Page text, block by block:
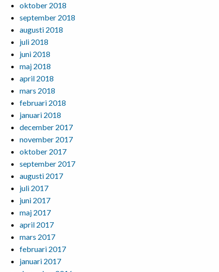
oktober 2018
september 2018
augusti 2018
juli 2018
juni 2018
maj 2018
april 2018
mars 2018
februari 2018
januari 2018
december 2017
november 2017
oktober 2017
september 2017
augusti 2017
juli 2017
juni 2017
maj 2017
april 2017
mars 2017
februari 2017
januari 2017